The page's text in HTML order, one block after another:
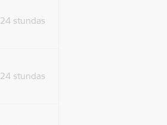
24 stundas
24 stundas